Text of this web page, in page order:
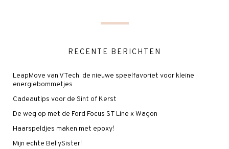
RECENTE BERICHTEN
LeapMove van VTech: de nieuwe speelfavoriet voor kleine
energiebommetjes
Cadeautips voor de Sint of Kerst
De weg op met de Ford Focus ST Line x Wagon
Haarspeldjes maken met epoxy!
Mijn echte BellySister!